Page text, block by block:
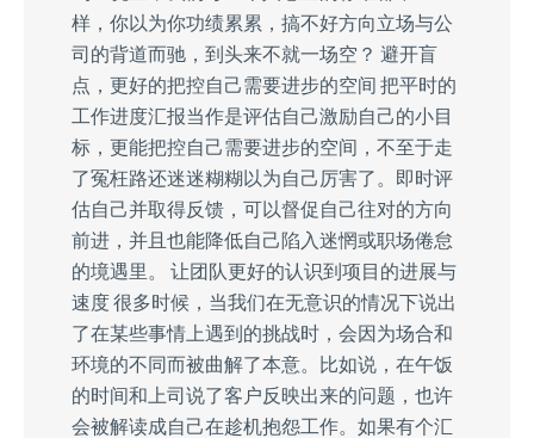
样，你以为你功绩累累，搞不好方向立场与公
司的背道而驰，到头来不就一场空？ 避开盲
点，更好的把控自己需要进步的空间 把平时的
工作进度汇报当作是评估自己激励自己的小目
标，更能把控自己需要进步的空间，不至于走
了冤枉路还迷迷糊糊以为自己厉害了。即时评
估自己并取得反馈，可以督促自己往对的方向
前进，并且也能降低自己陷入迷惘或职场倦怠
的境遇里。 让团队更好的认识到项目的进展与
速度 很多时候，当我们在无意识的情况下说出
了在某些事情上遇到的挑战时，会因为场合和
环境的不同而被曲解了本意。比如说，在午饭
的时间和上司说了客户反映出来的问题，也许
会被解读成自己在趁机抱怨工作。如果有个汇